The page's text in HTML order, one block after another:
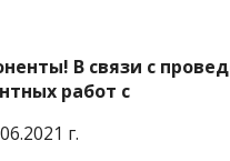
В связи с
работ с
г.